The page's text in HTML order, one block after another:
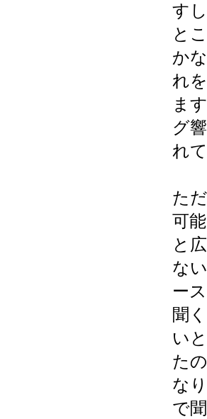
す
と
か
れ
ま
グ
れ
た
可
と
な
ー
聞
い
た
な
で